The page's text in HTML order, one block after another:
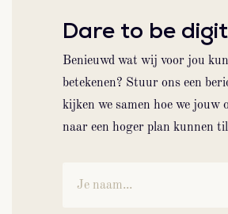
Dare to be
Benieuwd wat wij voor jou
betekenen? Stuur ons een
kijken we samen hoe we jouw
naar een hoger plan kunnen